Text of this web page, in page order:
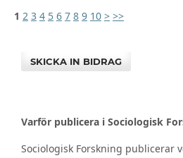
1 2 3 4 5 6 7 8 9 10 > >>
SKICKA IN BIDRAG
Varför publicera i Sociologisk
Sociologisk Forskning publicerar